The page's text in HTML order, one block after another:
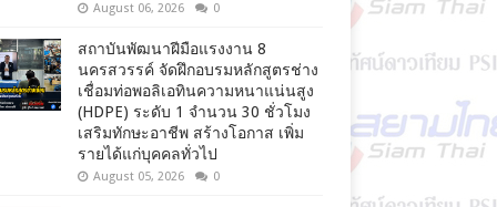
August 06, 2026 0
สถาบันพัฒนาฝีมือแรงงาน 8
นครสวรรค์ จัดฝึกอบรมหลักสูตรช่าง
เชื่อมท่อพอลิเอทินความหนาแน่นสูง
(HDPE) ระดับ 1 จำนวน 30 ชั่วโมง
เสริมทักษะอาชีพ สร้างโอกาส เพิ่ม
รายได้แก่บุคคลทั่วไป
August 05, 2026 0